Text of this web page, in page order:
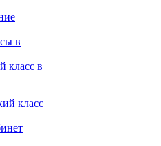
в
класс в
класс